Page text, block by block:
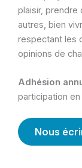
plaisir, prendre
autres, bien
respectant les
opinions de
Adhésion
participation
Nous